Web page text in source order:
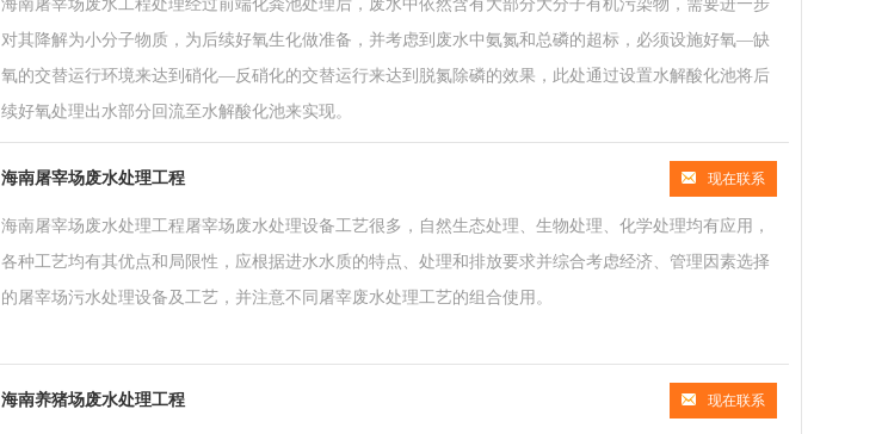
海南屠宰场废水工程处理经过前端化粪池处理后，废水中依然含有大部分大分子有机污染物，需要进一步
对其降解为小分子物质，为后续好氧生化做准备，并考虑到废水中氨氮和总磷的超标，必须设施好氧—缺
氧的交替运行环境来达到硝化—反硝化的交替运行来达到脱氮除磷的效果，此处通过设置水解酸化池将后
续好氧处理出水部分回流至水解酸化池来实现。
现在联系
海南屠宰场废水处理工程
海南屠宰场废水处理工程屠宰场废水处理设备工艺很多，自然生态处理、生物处理、化学处理均有应用，
各种工艺均有其优点和局限性，应根据进水水质的特点、处理和排放要求并综合考虑经济、管理因素选择
的屠宰场污水处理设备及工艺，并注意不同屠宰废水处理工艺的组合使用。
现在联系
海南养猪场废水处理工程